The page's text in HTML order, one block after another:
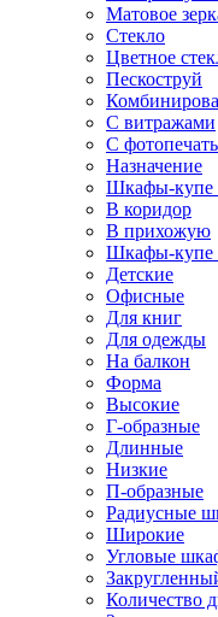
Матовое
Стекло
Цветное
Пескоструй
С витражами
С
Назначение
Шкафы-купе
В коридор
В прихожую
Шкафы-купе
Детские
Офисные
Для книг
Для одежды
На балкон
Форма
Высокие
Г-образные
Длинные
Низкие
П-образные
Радиусные
Широкие
Угловые
Количество